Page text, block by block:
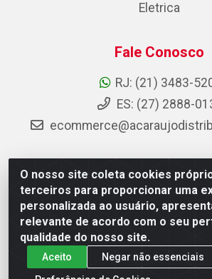
O nosso site coleta cookies
terceiros para proporcionar uma
personalizada ao usuário,
relevante de acordo com o seu
qualidade do nosso site.
Aceito
Negar não essenciais
Eletrica
Fale Conosco
RJ: (21) 3483-
ES: (27) 2888-
AC Araujo Distribuidora - Rua Carneiro
São Cristóvão, Rio de Janeiro/RJ -
CNPJ 08.744.753/0003-85